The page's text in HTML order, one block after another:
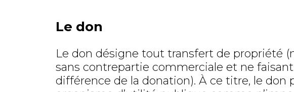
Le don
Le don désigne tout transfert de propriété
sans contrepartie commerciale et ne faisant
différence de la donation). À ce titre, le don